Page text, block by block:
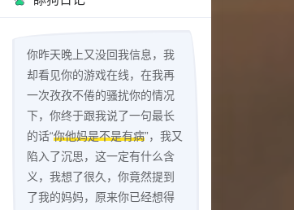
你昨天晚上又没回我信息，我
却看见你的游戏在线，在我再
一次孜孜不倦的骚扰你的情况
下，你终于跟我说了一句最长
的话“你他妈是不是有病”，我又
陷入了沉思，这一定有什么含
义，我想了很久，你竟然提到
了我的妈妈，原来你已经想得